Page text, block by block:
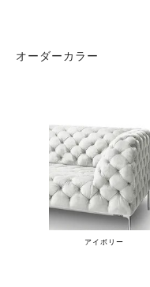
オーダーカラー
アイボリー